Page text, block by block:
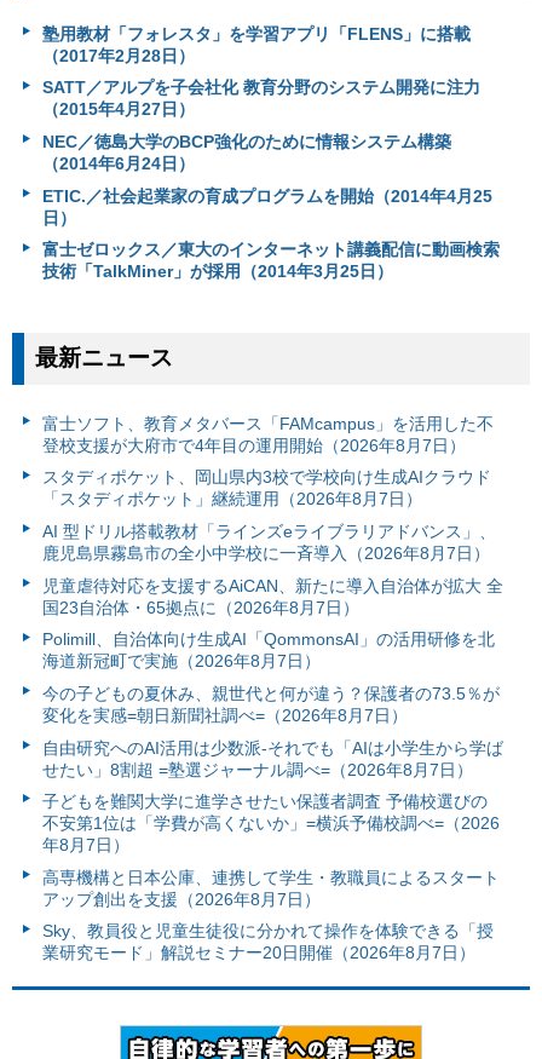
塾用教材「フォレスタ」を学習アプリ「FLENS」に搭載
（2017年2月28日）
SATT／アルプを子会社化 教育分野のシステム開発に注力
（2015年4月27日）
NEC／徳島大学のBCP強化のために情報システム構築
（2014年6月24日）
ETIC.／社会起業家の育成プログラムを開始（2014年4月25
日）
富士ゼロックス／東大のインターネット講義配信に動画検索
技術「TalkMiner」が採用（2014年3月25日）
最新ニュース
富⼠ソフト、教育メタバース「FAMcampus」を活用した不
登校支援が大府市で4年目の運用開始（2026年8月7日）
スタディポケット、岡山県内3校で学校向け生成AIクラウド
「スタディポケット」継続運用（2026年8月7日）
AI 型ドリル搭載教材「ラインズeライブラリアドバンス」、
鹿児島県霧島市の全小中学校に一斉導入（2026年8月7日）
児童虐待対応を支援するAiCAN、新たに導入自治体が拡大 全
国23自治体・65拠点に（2026年8月7日）
Polimill、自治体向け生成AI「QommonsAI」の活用研修を北
海道新冠町で実施（2026年8月7日）
今の子どもの夏休み、親世代と何が違う？保護者の73.5％が
変化を実感=朝日新聞社調べ=（2026年8月7日）
自由研究へのAI活用は少数派-それでも「AIは小学生から学ば
せたい」8割超 =塾選ジャーナル調べ=（2026年8月7日）
子どもを難関大学に進学させたい保護者調査 予備校選びの
不安第1位は「学費が高くないか」=横浜予備校調べ=（2026
年8月7日）
高専機構と日本公庫、連携して学生・教職員によるスタート
アップ創出を支援（2026年8月7日）
Sky、教員役と児童生徒役に分かれて操作を体験できる「授
業研究モード」解説セミナー20日開催（2026年8月7日）